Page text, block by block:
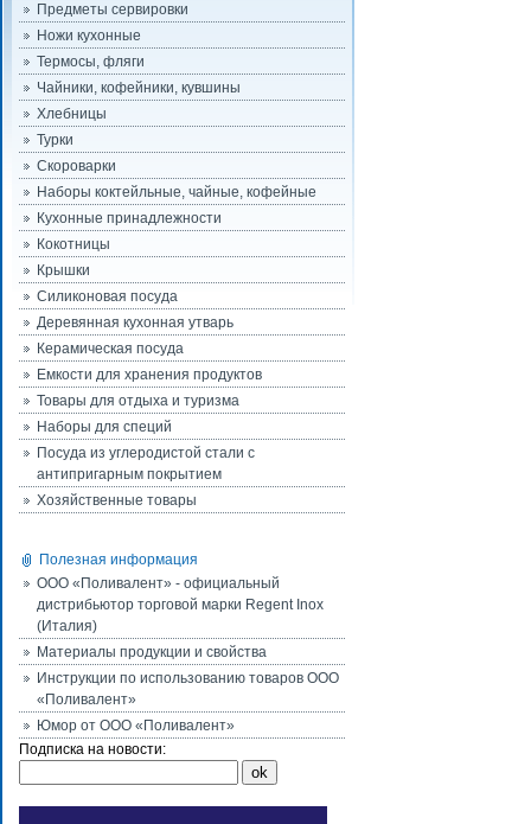
Предметы сервировки
Ножи кухонные
Термосы, фляги
Чайники, кофейники, кувшины
Хлебницы
Турки
Скороварки
Наборы коктейльные, чайные, кофейные
Кухонные принадлежности
Кокотницы
Крышки
Силиконовая посуда
Деревянная кухонная утварь
Керамическая посуда
Емкости для хранения продуктов
Товары для отдыха и туризма
Наборы для специй
Посуда из углеродистой стали с
антипригарным покрытием
Хозяйственные товары
Полезная информация
ООО «Поливалент» - официальный
дистрибьютор торговой марки Regent Inox
(Италия)
Материалы продукции и свойства
Инструкции по использованию товаров ООО
«Поливалент»
Юмор от ООО «Поливалент»
Подписка на новости: